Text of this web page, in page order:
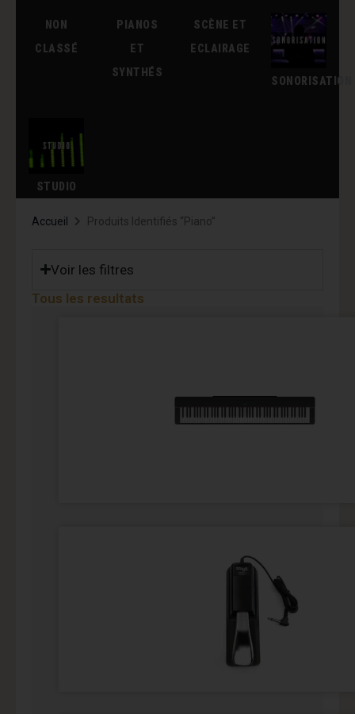
NON
CLASSÉ
PIANOS
ET
SYNTHÉS
SCÈNE ET
ECLAIRAGE
SONORISATION
STUDIO
Accueil Produits Identifiés “piano”
Voir les filtres
Tous les resultats